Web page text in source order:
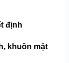
định
khuôn mặt